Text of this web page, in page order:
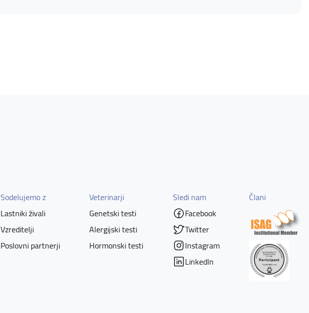
Sodelujemo z
Lastniki živali
Vzreditelji
Poslovni partnerji
Veterinarji
Genetski testi
Alergijski testi
Hormonski testi
Sledi nam
Facebook
Twitter
Instagram
LinkedIn
Člani